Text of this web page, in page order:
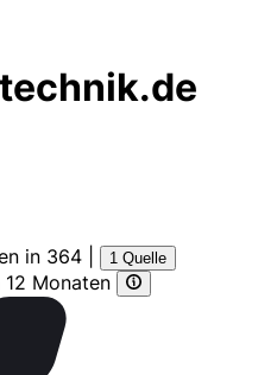
in 364 1 Quelle
Monaten